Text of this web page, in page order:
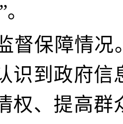
。
督保障情况
识到政府信
权、提高